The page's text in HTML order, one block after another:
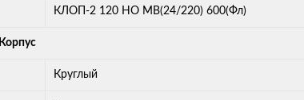
КЛОП-2 120 НО МВ(24/220) 600(Фл)
Корпус
Круглый